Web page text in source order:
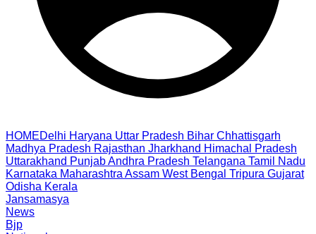
HOMEDelhi Haryana Uttar Pradesh Bihar Chhattisgarh
Madhya Pradesh Rajasthan Jharkhand Himachal Pradesh
Uttarakhand PunjabAndhra Pradesh Telangana Tamil Nadu
Karnataka Maharashtra Assam West Bengal Tripura Gujarat
Odisha Kerala
Jansamasya
News
Bjp